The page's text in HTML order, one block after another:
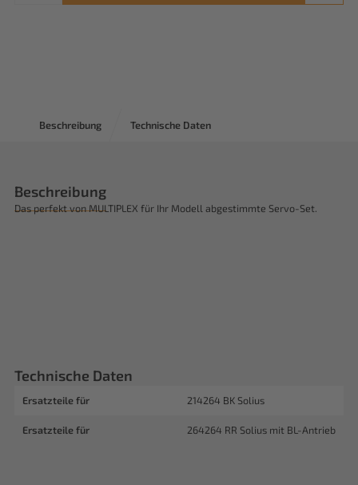
Beschreibung Technische Daten
Beschreibung
Das perfekt von MULTIPLEX für Ihr Modell abgestimmte Servo-Set.
Technische Daten
Ersatzteile für 214264 BK Solius
Ersatzteile für 264264 RR Solius mit BL-Antrieb